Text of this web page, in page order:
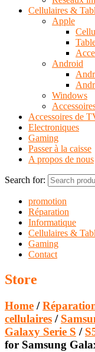
Cellulaires &
Apple
Android
Windows
Accessoires de
Electroniques
Gaming
Passer à la caisse
A propos de nous
Search for:
promotion
Réparation
Informatique
Cellulaires &
Gaming
Contact
Store
Home /
cellulaires /
Galaxy Serie S /
for Samsung